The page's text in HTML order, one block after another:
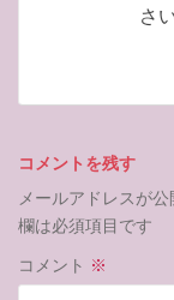
さ
コメントを残す
メールアドレスが公
欄は必須項目です
コメント ※